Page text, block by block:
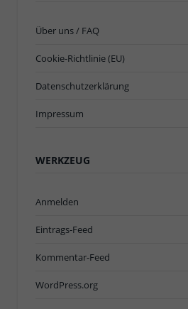
Über uns / FAQ
Cookie-Richtlinie (EU)
Datenschutzerklärung
Impressum
WERKZEUG
Anmelden
Eintrags-Feed
Kommentar-Feed
WordPress.org